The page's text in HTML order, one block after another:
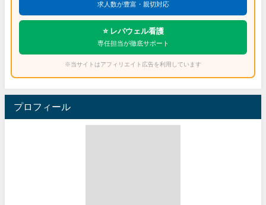
求人数が豊富・親切対応
⭐ レバウェル看護
専任担当が徹底サポート
※当サイトはアフィリエイト広告を利用しています
プロフィール